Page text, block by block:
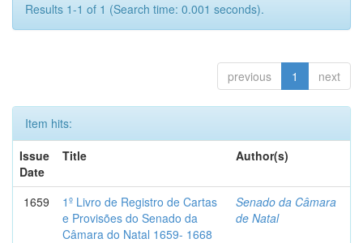
Results 1-1 of 1 (Search time: 0.001 seconds).
previous 1 next
Item hits:
Issue
Date
Title Author(s)
1659
1º Livro de Registro de Cartas
e Provisões do Senado da
Câmara do Natal 1659- 1668
Senado da Câmara
de Natal